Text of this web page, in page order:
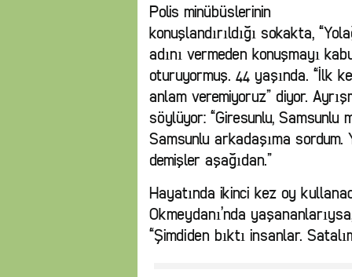
Polis minübüslerinin
konuşlandırıldığı sokakta,
adını vermeden konuşmayı
oturuyormuş. 44 yaşında. “İlk
anlam veremiyoruz” diyor.
söylüyor: “Giresunlu,
Samsunlu arkadaşıma sordum.
demişler aşağıdan.”
Hayatında ikinci kez oy
Okmeydanı’nda
“Şimdiden bıktı insanlar.